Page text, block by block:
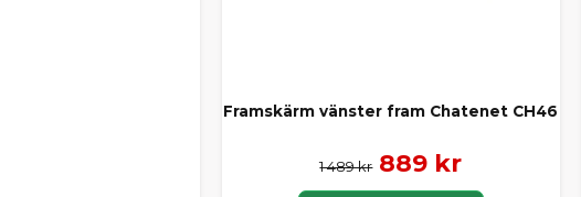
Framskärm vänster fram Chatenet CH46
1 489 kr 889 kr